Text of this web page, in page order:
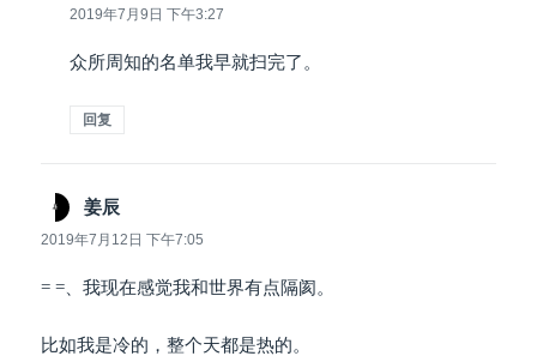
道：
2019年7月9日 下午3:27
众所周知的名单我早就扫完了。
回复
姜辰
道：
2019年7月12日 下午7:05
= =、我现在感觉我和世界有点隔阂。
比如我是冷的，整个天都是热的。